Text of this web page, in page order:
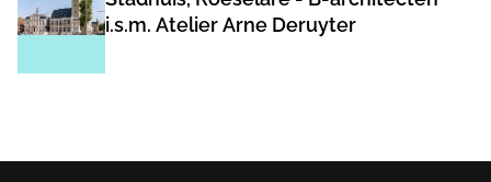
i.s.m. Atelier Arne Deruyter